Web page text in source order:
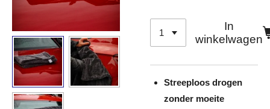
In
winkelwagen
Streeploos drogen
zonder moeite